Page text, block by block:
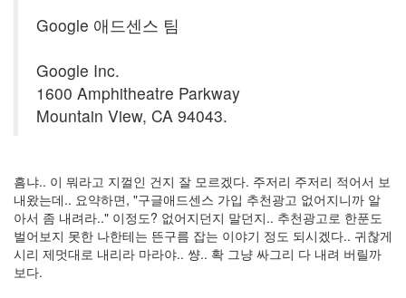
Google 애드센스 팀
Google Inc.
1600 Amphitheatre Parkway
Mountain View, CA 94043.
흠냐.. 이 뭐라고 지껄인 건지 잘 모르겠다. 주저리 주저리 적어서 보
내왔는데.. 요약하면, "구글애드센스 가입 추천광고 없어지니까 알
아서 좀 내려라.." 이정도? 없어지던지 말던지.. 추천광고로 한푼도
벌어보지 못한 나한테는 뜬구름 잡는 이야기 정도 되시겠다.. 귀찮게
시리 제멋대로 내리라 마라야.. 썅.. 확 그냥 싸그리 다 내려 버릴까
보다.